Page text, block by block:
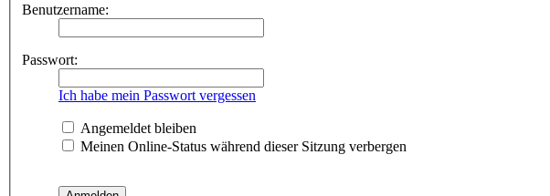
Benutzername:
Passwort:
Ich habe mein Passwort vergessen
Angemeldet bleiben
Meinen Online-Status während dieser Sitzung verbergen